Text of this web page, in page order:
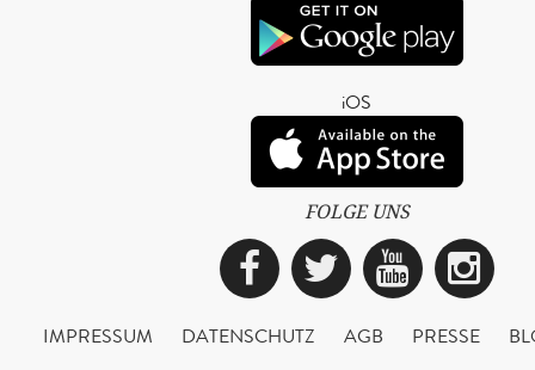
iOS
FOLGE UNS
Facebook
Twitter
IMPRESSUM DATENSCHUTZ AGB PRESSE